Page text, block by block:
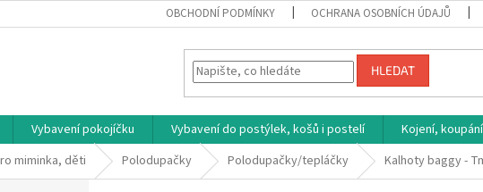
OBCHODNÍ PODMÍNKY OCHRANA OSOBNÍCH ÚDAJŮ
HLEDAT
Vybavení pokojíčku Vybavení do postýlek, košů i postelí Kojení,
miminka, děti Polodupačky Polodupačky/tepláčky Kalhoty baggy -